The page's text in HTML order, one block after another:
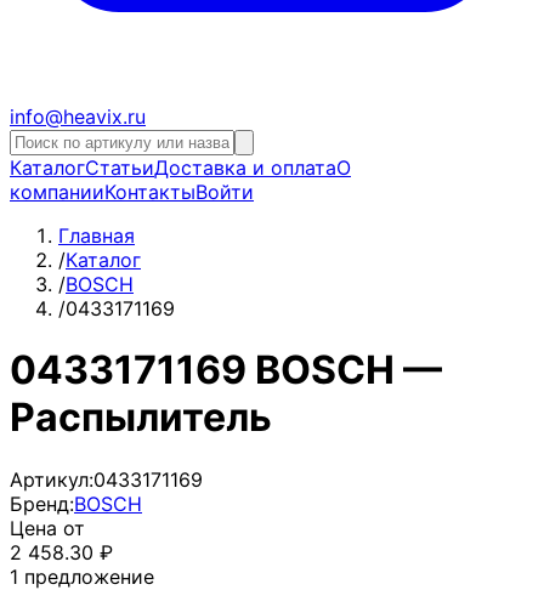
info@heavix.ru
КаталогСтатьиДоставка и оплатаО
компанииКонтактыВойти
Главная
/Каталог
/BOSCH
/0433171169
0433171169 BOSCH —
Распылитель
Артикул:0433171169
Бренд:BOSCH
Цена от
2 458.30 ₽
1 предложение